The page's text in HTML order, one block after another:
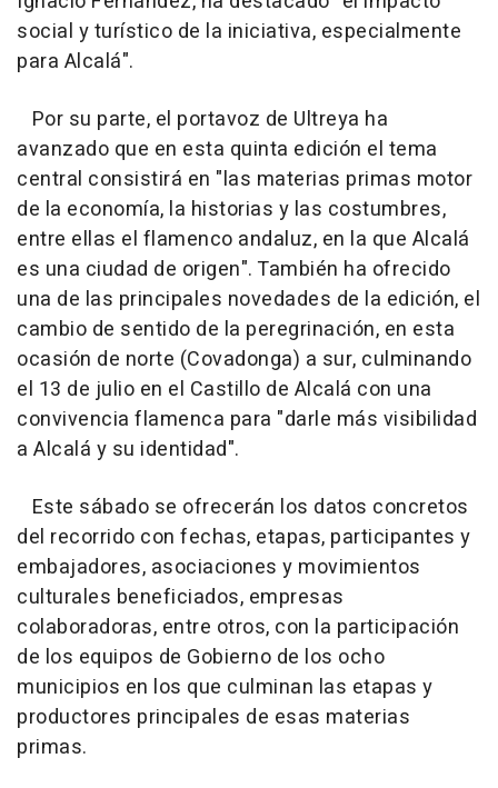
social y turístico de la iniciativa, especialmente
para Alcalá".
Por su parte, el portavoz de Ultreya ha
avanzado que en esta quinta edición el tema
central consistirá en "las materias primas motor
de la economía, la historias y las costumbres,
entre ellas el flamenco andaluz, en la que Alcalá
es una ciudad de origen". También ha ofrecido
una de las principales novedades de la edición, el
cambio de sentido de la peregrinación, en esta
ocasión de norte (Covadonga) a sur, culminando
el 13 de julio en el Castillo de Alcalá con una
convivencia flamenca para "darle más visibilidad
a Alcalá y su identidad".
Este sábado se ofrecerán los datos concretos
del recorrido con fechas, etapas, participantes y
embajadores, asociaciones y movimientos
culturales beneficiados, empresas
colaboradoras, entre otros, con la participación
de los equipos de Gobierno de los ocho
municipios en los que culminan las etapas y
productores principales de esas materias
primas.